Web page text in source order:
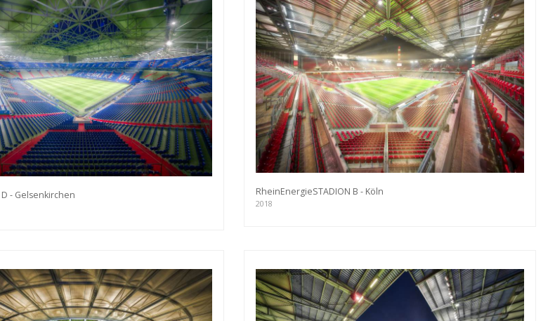
- Gelsenkirchen RheinEnergieSTADION B - Köln
2018